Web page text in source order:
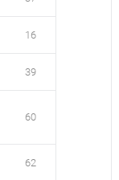
16
39
60
62